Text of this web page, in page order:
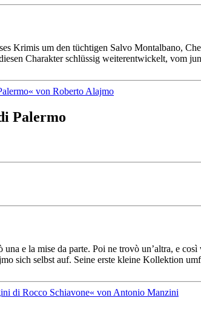
Krimis um den tüchtigen Salvo Montalbano,
Charakter schlüssig weiter­ent­wickelt, vom
Palermo
e la mise da parte. Poi ne trovò un’altra, e
sich selbst auf. Seine erste kleine Kollektion